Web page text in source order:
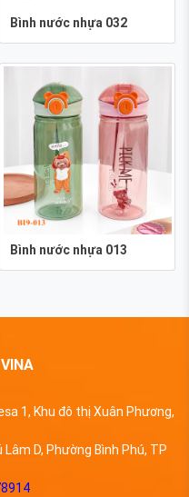
Bình nước nhựa 032
Bình nước nhựa 013
1, Khu đô thị Xuân Phương,
Lâm D, Phường Bình Phú, TP